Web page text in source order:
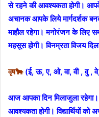
से रहने की आवश्यकता होगी।
अचानक आपके लिये मार्गदर्शक
माहौल रहेगा। मनोरंजन के लिए
महसूस होगी। विनम्रता विजय
वृष🐂(ई, ऊ, ए, ओ, वा, वी , वु ,
आज आपका दिन मिलाजुला
आवश्यकता होगी। विद्यार्थियों